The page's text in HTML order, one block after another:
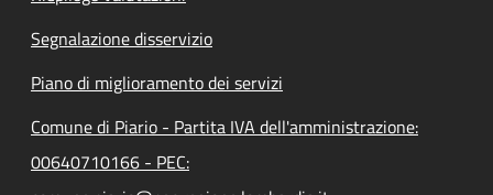
Segnalazione disservizio
Piano di miglioramento dei servizi
Comune di Piario - Partita IVA dell'amministrazione:
00640710166 - PEC: